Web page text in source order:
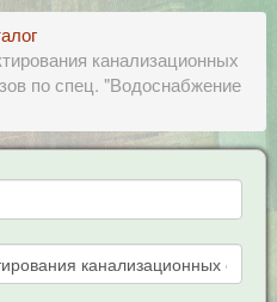
канализационных
по спец. "Водоснабжение